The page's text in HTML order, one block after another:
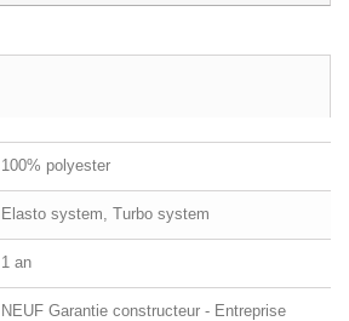
100% polyester
Elasto system, Turbo system
1 an
NEUF Garantie constructeur - Entreprise